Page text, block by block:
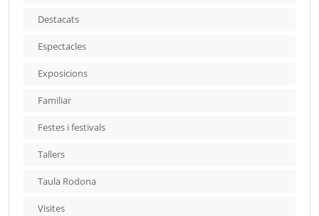
Destacats
Espectacles
Exposicions
Familiar
Festes i festivals
Tallers
Taula Rodona
Visites